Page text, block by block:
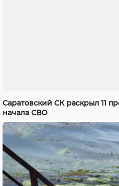
Саратовский СК раскрыл 11
начала СВО